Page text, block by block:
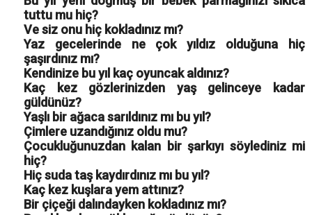
tuttu mu hiç?
Ve siz onu hiç kokladınız mı?
Yaz gecelerinde ne çok yıldız olduğuna hiç
şaşırdınız mı?
Kendinize bu yıl kaç oyuncak aldınız?
Kaç kez gözlerinizden yaş gelinceye kadar
güldünüz?
Yaşlı bir ağaca sarıldınız mı bu yıl?
Çimlere uzandığınız oldu mu?
Çocukluğunuzdan kalan bir şarkıyı söylediniz mi
hiç?
Hiç suda taş kaydırdınız mı bu yıl?
Kaç kez kuşlara yem attınız?
Bir çiçeği dalındayken kokladınız mı?